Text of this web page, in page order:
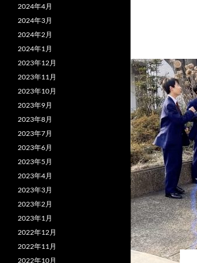
2024年4月
2024年3月
2024年2月
2024年1月
2023年12月
2023年11月
2023年10月
2023年9月
2023年8月
2023年7月
2023年6月
2023年5月
2023年4月
2023年3月
2023年2月
2023年1月
2022年12月
2022年11月
2022年10月